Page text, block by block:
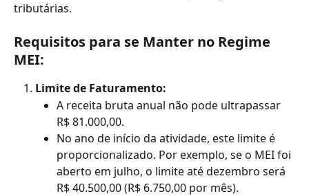
tributárias.
Requisitos para se Manter no Regime
MEI:
Limite de Faturamento:
A receita bruta anual não pode ultrapassar
R$ 81.000,00.
No ano de início da atividade, este limite é
proporcionalizado. Por exemplo, se o MEI foi
aberto em julho, o limite até dezembro será
R$ 40.500,00 (R$ 6.750,00 por mês).